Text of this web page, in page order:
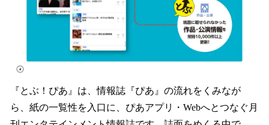
『とぶ！ぴあ』は、情報誌『ぴあ』の流れをくみなが
ら、紙の一覧性を入口に、ぴあアプリ・Webへとつなぐ月